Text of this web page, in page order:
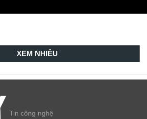
XEM NHIỀU
Tin công nghệ